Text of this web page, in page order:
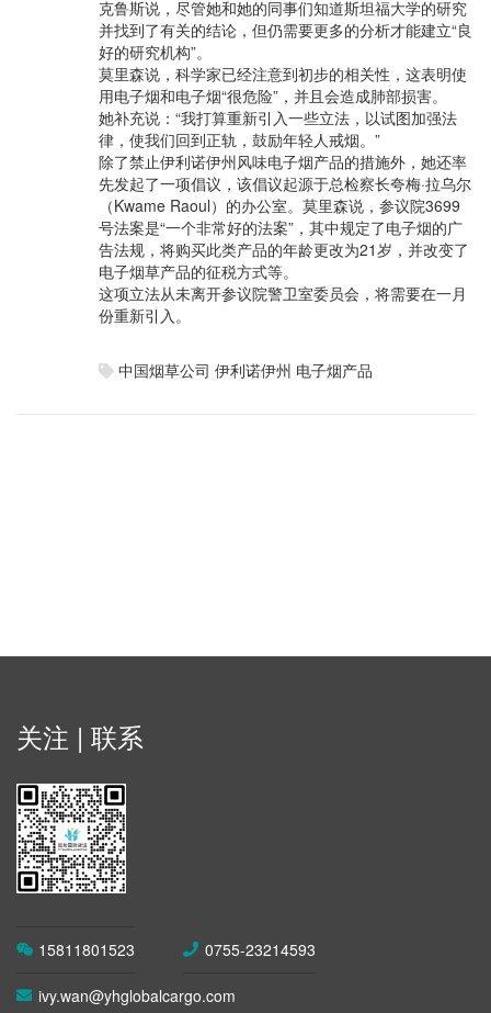
克鲁斯说，尽管她和她的同事们知道斯坦福大学的研究
并找到了有关的结论，但仍需要更多的分析才能建立“良
好的研究机构”。
莫里森说，科学家已经注意到初步的相关性，这表明使
用电子烟和电子烟“很危险”，并且会造成肺部损害。
她补充说：“我打算重新引入一些立法，以试图加强法
律，使我们回到正轨，鼓励年轻人戒烟。”
除了禁止伊利诺伊州风味电子烟产品的措施外，她还率
先发起了一项倡议，该倡议起源于总检察长夸梅·拉乌尔
（Kwame Raoul）的办公室。莫里森说，参议院3699
号法案是“一个非常好的法案”，其中规定了电子烟的广
告法规，将购买此类产品的年龄更改为21岁，并改变了
电子烟草产品的征税方式等。
这项立法从未离开参议院警卫室委员会，将需要在一月
份重新引入。
中国烟草公司 伊利诺伊州 电子烟产品
关注 | 联系
15811801523 0755-23214593
ivy.wan@yhglobalcargo.com